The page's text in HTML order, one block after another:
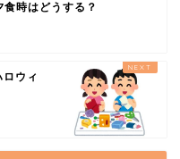
食時はどうする？
ウィ